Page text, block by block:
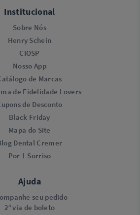
Institucional
Sobre Nós
Henry Schein
CIOSP
Nosso App
de Marcas
de Fidelidade Lovers​
de Desconto
Black Friday
Mapa do Site
Dental Cremer
Por 1 Sorriso
Ajuda
seu pedido
2ª via de boleto